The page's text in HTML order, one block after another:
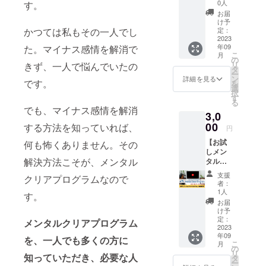
す。
かつては私もその一人でし
た。マイナス感情を解消で
きず、一人で悩んでいたの
です。
でも、マイナス感情を解消
する方法を知っていれば、
何も怖くありません。その
解決方法こそが、メンタル
クリアプログラムなので
す。
メンタルクリアプログラム
を、一人でも多くの方に
知っていただき、必要な人
10年越しの
悩みが解消
「これまで
悩んだ10年
間は何だっ
たのか？何
かったの
そのプログ
ラムを日本
中に届ける
ために、活
動していま
ラムを
ただた
だ応援
したい
人向け
のリ
ターン
です。
代表の
大川岳
熱いお
礼の
メール
をお送
りさせ
ていた
だきま
す。 な
お、支
援時に
上乗せ
支援が
可能で
す。 応
援の気
持ちの
0人
お届
け予
定：
2023
年09
月
詳細を見る
こ
の
リ
タ
ー
ン
を
選
択
す
る
3,0
00 円
【お試
しメン
タルク
リアプ
ログラ
ム（動
画教
材）】
メンタ
ルクリ
アプロ
グラム
に興味
支援
者：
1人
お届
け予
定：
2023
年09
月
こ
の
リ
タ
ー